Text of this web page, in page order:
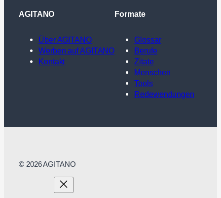
AGITANO
Über AGITANO
Werben auf AGITANO
Kontakt
Formate
Glossar
Berufe
Zitate
Menschen
Tools
Redewendungen
© 2026 AGITANO